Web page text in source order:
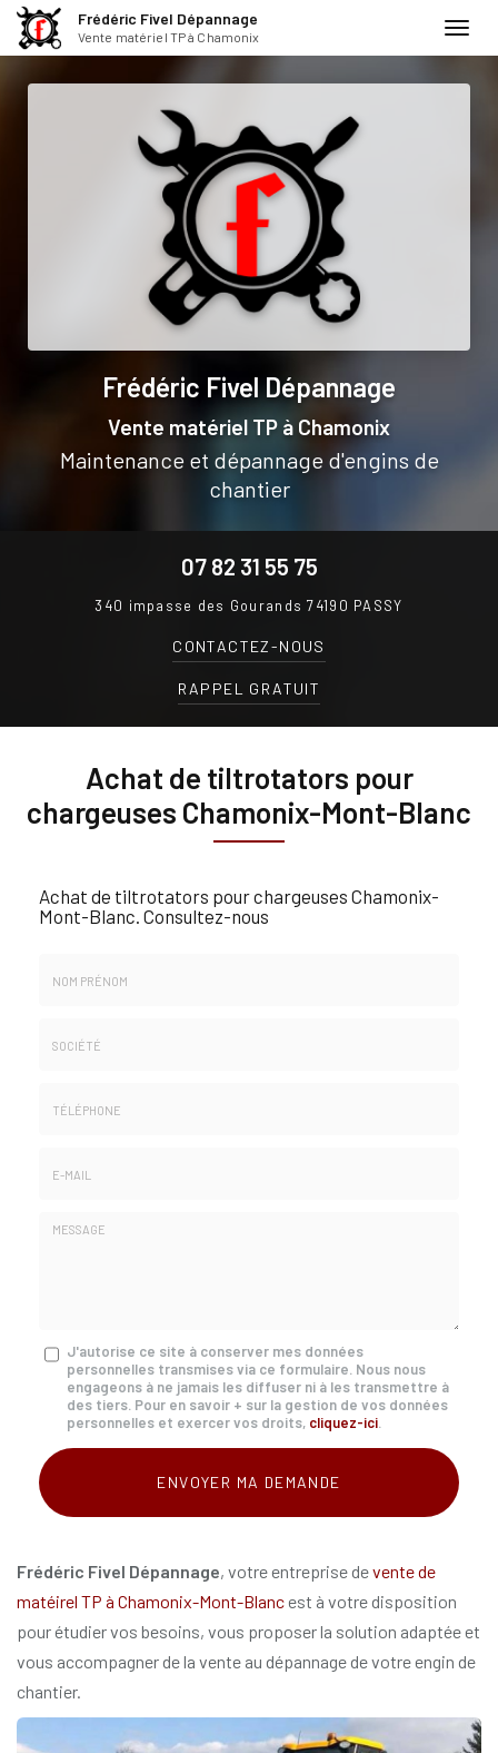
Frédéric Fivel Dépannage
Vente matériel TP à Chamonix
Frédéric Fivel Dépannage
Vente matériel TP à Chamonix
Maintenance et dépannage d'engins de
chantier
07 82 31 55 75
340 impasse des Gourands74190 PASSY
CONTACTEZ-NOUS
RAPPEL GRATUIT
Achat de tiltrotators pour
chargeuses Chamonix-Mont-Blanc
Achat de tiltrotators pour chargeuses Chamonix-
Mont-Blanc. Consultez-nous
MessageJ'autorise ce site à conserver mes données
personnelles transmises via ce formulaire. Nous nous
engageons à ne jamais les diffuser ni à les transmettre à
des tiers. Pour en savoir + sur la gestion de vos données
personnelles et exercer vos droits, cliquez-ici
Acceptation
RGPD
ENVOYER MA DEMANDE
Frédéric Fivel Dépannage, votre entreprise devente de
matéirel TP à Chamonix-Mont-Blancest à votre disposition
pour étudier vos besoins, vous proposer la solution adaptée et
vous accompagner de la vente au dépannage de votre engin de
chantier.